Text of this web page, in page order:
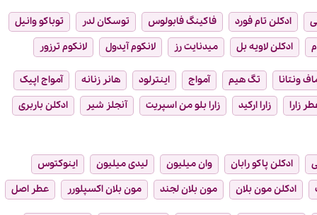
ادکلن تام فورد فاکینگ فابولوس توسکان لدر
توباکو وانیل
ادکلن لاویه بل میدنایت رز لانکوم آیدول لانکوم ترزور
ونتانا تگ هیم آمواج اینترلود هانر زنانه
آمواج اپیک
زارا زارا ارکید زارا بلو من اسپریت آنجلز شیر
ادکلن باربری
ادکلن پاکو رابان وان میلیون لیدی میلیون
اینوکتوس
ادکلن مون بلان مون بلان لجند مون بلان اکسپلورر عطر اصل